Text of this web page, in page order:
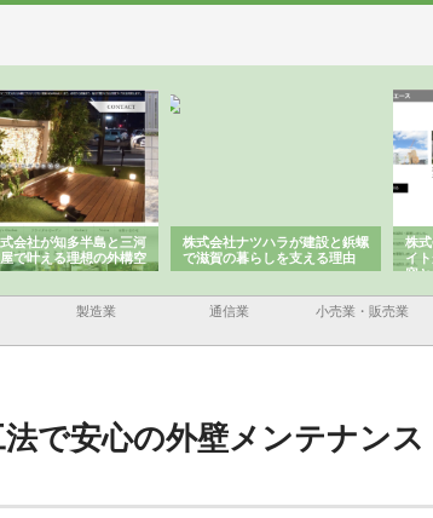
会社が知多半島と三河
で叶える理想の外構空
株式会社ナツハラが建設と鋲螺
で滋賀の暮らしを支える理由
株
イ
容
製造業 通信業 小売業・販売業
で安心の外壁メンテナンス